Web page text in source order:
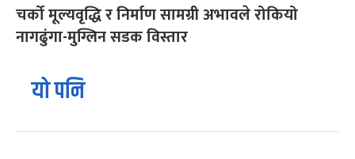
चर्को मूल्यवृद्धि र निर्माण सामग्री अभावले रोकियो
नागढुंगा-मुग्लिन सडक विस्तार
यो पनि